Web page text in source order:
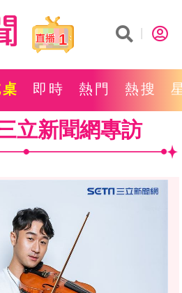
1
即時 熱門 熱搜
立新聞網專訪